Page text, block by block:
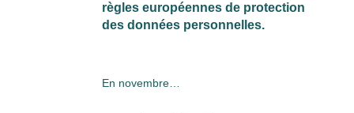
règles européennes de protection
des données personnelles.
En novembre…